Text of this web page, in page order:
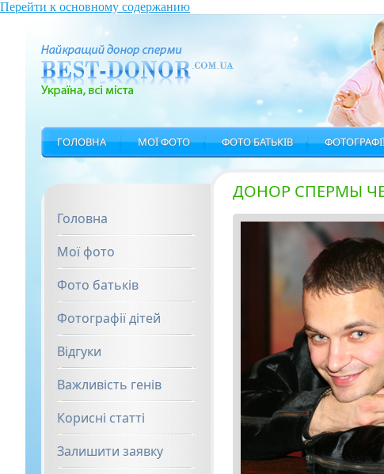
Перейти к основному содержанию
ГОЛОВНА МОЇ ФОТО ФОТО БАТЬКІВ
ПРИВАТНЕ ДОНОРСТВО СПЕРМИ
Головна
Мої фото
Фото батьків
Фотографії дітей
Відгуки
Важливість генів
Корисні статті
Залишити заявку
ДОНОР СПЕРМЫ